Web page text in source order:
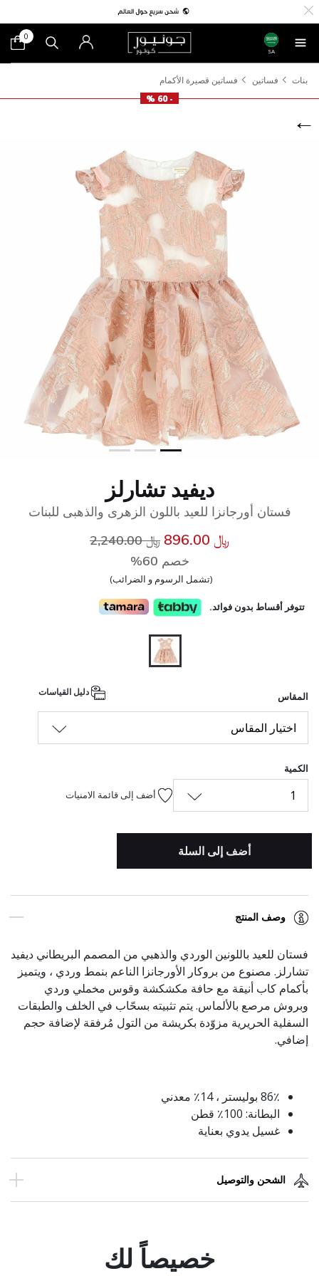
SA
0
بنات فساتين
فساتين قصيرة الأكمام
- 60 %
ديفيد تشارلز
فستان أورجانزا للعيد باللون الزهرى والذهبى للبنات
﷼ 896.00 سعر مخفض من
﷼ 2,240.00
خصم 60%
(تشمل الرسوم و الضرائب)
تتوفر أقساط بدون فوائد.
المقاس
اختيار المقاس
الكمية
1 أضف إلى قائمة الامنيات
أضف إلى السلة
وصف المنتج
فستان للعيد باللونين الوردي والذهبي من المصمم البريطاني ديفيد
تشارلز. مصنوع من بروكار الأورجانزا الناعم بنمط وردي ، ويتميز
بأكمام كاب أنيقة مع حافة مكشكشة وقوس مخملي وردي
وبروش مرصع بالألماس. يتم تثبيته بسحّاب في الخلف والطبقات
السفلية الحريرية مزوّدة بكريشة من التول مُرفقة لإضافة حجم
إضافي.
86٪ بوليستر ، 14٪ معدني
البطانة: 100٪ قطن
غسيل يدوي بعناية
الشحن والتوصيل
خصيصاً لك